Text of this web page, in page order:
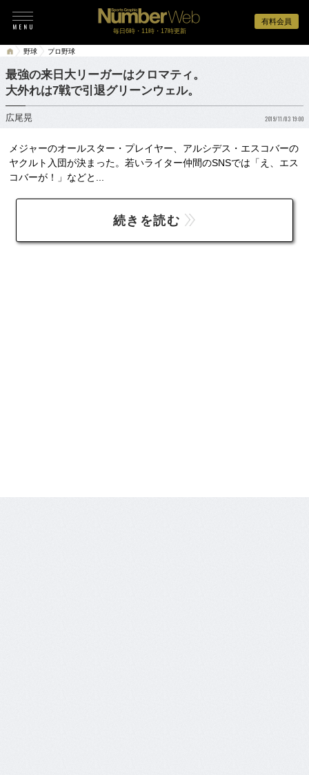
有料会員
毎日6時・11時・17時更新
野球 プロ野球
最強の来日大リーガーはクロマティ。
大外れは7戦で引退グリーンウェル。
広尾晃 2019/11/03 19:00
メジャーのオールスター・プレイヤー、アルシデス・エスコバーの
ヤクルト入団が決まった。若いライター仲間のSNSでは「え、エス
コバーが！」などと...
続きを読む